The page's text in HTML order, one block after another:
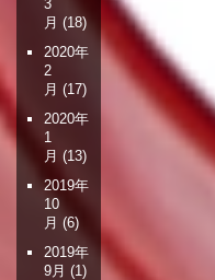
3
月 (18)
2020年
2
月 (17)
2020年
1
月 (13)
2019年
10
月 (6)
2019年
9月 (1)